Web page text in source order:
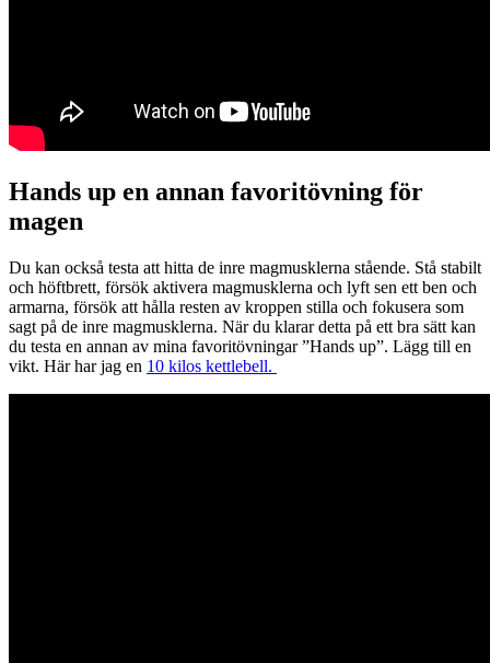
Hands up en annan favoritövning för
magen
Du kan också testa att hitta de inre magmusklerna stående. Stå stabilt
och höftbrett, försök aktivera magmusklerna och lyft sen ett ben och
armarna, försök att hålla resten av kroppen stilla och fokusera som
sagt på de inre magmusklerna. När du klarar detta på ett bra sätt kan
du testa en annan av mina favoritövningar ”Hands up”. Lägg till en
vikt. Här har jag en 10 kilos kettlebell.